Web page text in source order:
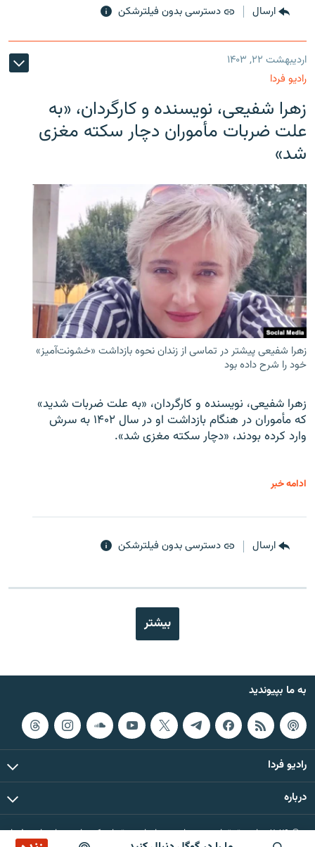
ارسال دسترسی بدون فیلترشکن
اردیبهشت ۲۲, ۱۴۰۳
رادیو فردا
زهرا شفیعی، نویسنده و کارگردان، «به
علت ضربات مأموران دچار سکته مغزی
شد»
زهرا شفیعی پیشتر در تماسی از زندان نحوه بازداشت «خشونت‌آمیز»
خود را شرح داده بود
زهرا شفیعی، نویسنده و کارگردان، «به علت ضربات شدید»
که مأموران در هنگام بازداشت او در سال ۱۴۰۲ به سرش
وارد کرده بودند، «دچار سکته مغزی شد».
ادامه خبر
ارسال دسترسی بدون فیلترشکن
بیشتر
به ما بپیوندید
رادیو فردا
درباره
© ۲۰۲۶ تمام حقوق این وب‌سایت، بر اساس مقررات کپی‌رایت، برای رادیو فردا